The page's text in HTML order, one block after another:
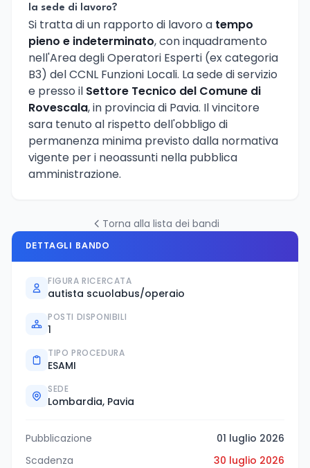
la sede di lavoro?
Si tratta di un rapporto di lavoro a tempo
pieno e indeterminato, con inquadramento
nell'Area degli Operatori Esperti (ex categoria
B3) del CCNL Funzioni Locali. La sede di servizio
e presso il Settore Tecnico del Comune di
Rovescala, in provincia di Pavia. Il vincitore
sara tenuto al rispetto dell'obbligo di
permanenza minima previsto dalla normativa
vigente per i neoassunti nella pubblica
amministrazione.
Torna alla lista dei bandi
DETTAGLI BANDO
FIGURA RICERCATA
autista scuolabus/operaio
POSTI DISPONIBILI
1
TIPO PROCEDURA
ESAMI
SEDE
Lombardia, Pavia
Pubblicazione
01 luglio 2026
Scadenza
30 luglio 2026